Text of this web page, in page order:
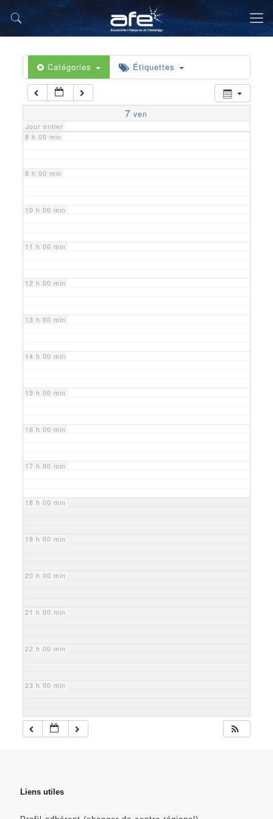
Catégories Étiquettes
7 ven
Jour entier
5 h 00 min
6 h 00 min
7 h 00 min
8 h 00 min
9 h 00 min
10 h 00 min
11 h 00 min
12 h 00 min
13 h 00 min
14 h 00 min
15 h 00 min
16 h 00 min
17 h 00 min
18 h 00 min
19 h 00 min
20 h 00 min
21 h 00 min
22 h 00 min
23 h 00 min
Liens utiles